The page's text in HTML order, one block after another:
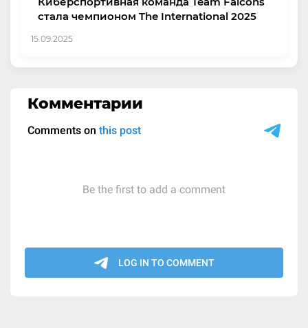
стала чемпионом The International 2025
15.09.2025
Комментарии